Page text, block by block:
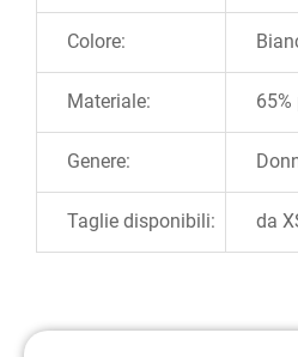
Colore:
Materiale:
Genere:
Taglie disponibili: da